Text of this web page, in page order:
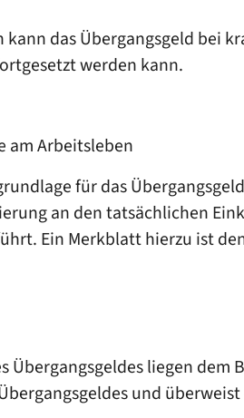
das Übergangsgeld
werden kann.
am Arbeitsleben
für das
an den tatsächlichen
Ein Merkblatt hierzu ist
liegen
und